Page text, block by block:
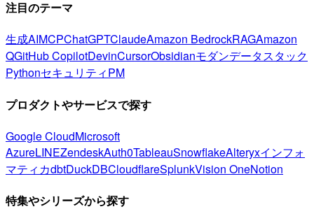
注目のテーマ
生成AIMCPChatGPTClaudeAmazon BedrockRAGAmazon
QGitHub CopilotDevinCursorObsidianモダンデータスタック
PythonセキュリティPM
プロダクトやサービスで探す
Google CloudMicrosoft
AzureLINEZendeskAuth0TableauSnowflakeAlteryxインフォ
マティカdbtDuckDBCloudflareSplunkVision OneNotion
特集やシリーズから探す